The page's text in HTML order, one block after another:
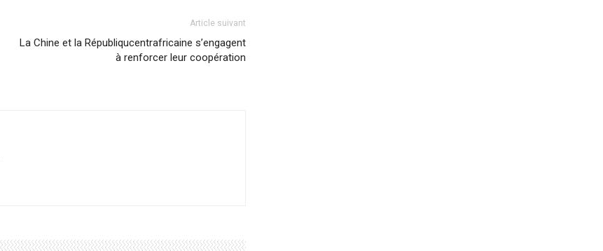
Article suivant
La Chine et la Républiqucentrafricaine s’engagent
à renforcer leur coopération